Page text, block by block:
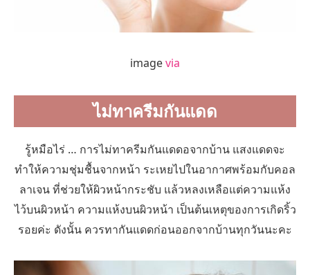
imagevia
ไม่ทาครีมกันแดด
รู้หมือไร่ … การไม่ทาครีมกันแดดอจากบ้าน แสงแดดจะ
ทำให้ความชุ่มชื้นจากหน้า ระเหยไปในอากาศพร้อมกับคอล
ลาเจน ที่ช่วยให้ผิวหน้ากระชับ แล้วหลงเหลือแต่ความแห้ง
ไว้บนผิวหน้า ความแห้งบนผิวหน้า เป็นต้นเหตุของการเกิดริ้ว
รอยค่ะ ดังนั้น ควรทากันแดดก่อนออกจากบ้านทุกวันนะคะ